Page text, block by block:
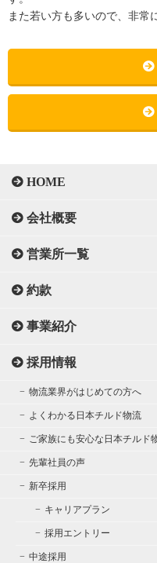
また若い方も多いので、非常
HOME
会社概要
営業所一覧
約款
事業紹介
採用情報
物流業界がはじめての方へ
よくわかる日本チルド物流
ご家族にも安心な日本チルド
先輩社員の声
新卒採用
キャリアプラン
採用エントリー
中途採用